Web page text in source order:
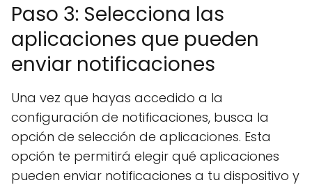
Paso 3: Selecciona las
aplicaciones que pueden
enviar notificaciones
Una vez que hayas accedido a la
configuración de notificaciones, busca la
opción de selección de aplicaciones. Esta
opción te permitirá elegir qué aplicaciones
pueden enviar notificaciones a tu dispositivo y